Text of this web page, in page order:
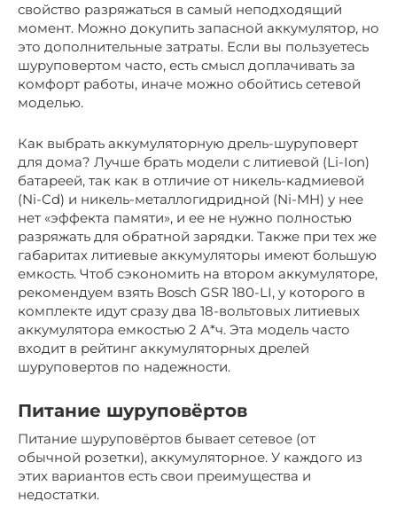
свойство разряжаться в самый неподходящий
момент. Можно докупить запасной аккумулятор, но
это дополнительные затраты. Если вы пользуетесь
шуруповертом часто, есть смысл доплачивать за
комфорт работы, иначе можно обойтись сетевой
моделью.
Как выбрать аккумуляторную дрель-шуруповерт
для дома? Лучше брать модели с литиевой (Li-Ion)
батареей, так как в отличие от никель-кадмиевой
(Ni-Cd) и никель-металлогидридной (Ni-MH) у нее
нет «эффекта памяти», и ее не нужно полностью
разряжать для обратной зарядки. Также при тех же
габаритах литиевые аккумуляторы имеют большую
емкость. Чтоб сэкономить на втором аккумуляторе,
рекомендуем взять Bosch GSR 180-LI, у которого в
комплекте идут сразу два 18-вольтовых литиевых
аккумулятора емкостью 2 А*ч. Эта модель часто
входит в рейтинг аккумуляторных дрелей
шуруповертов по надежности.
Питание шуруповёртов
Питание шуруповёртов бывает сетевое (от
обычной розетки), аккумуляторное. У каждого из
этих вариантов есть свои преимущества и
недостатки.